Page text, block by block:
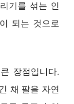
기를 섞는 인
되는 것으로
장점입니다.
채 팔을 자연